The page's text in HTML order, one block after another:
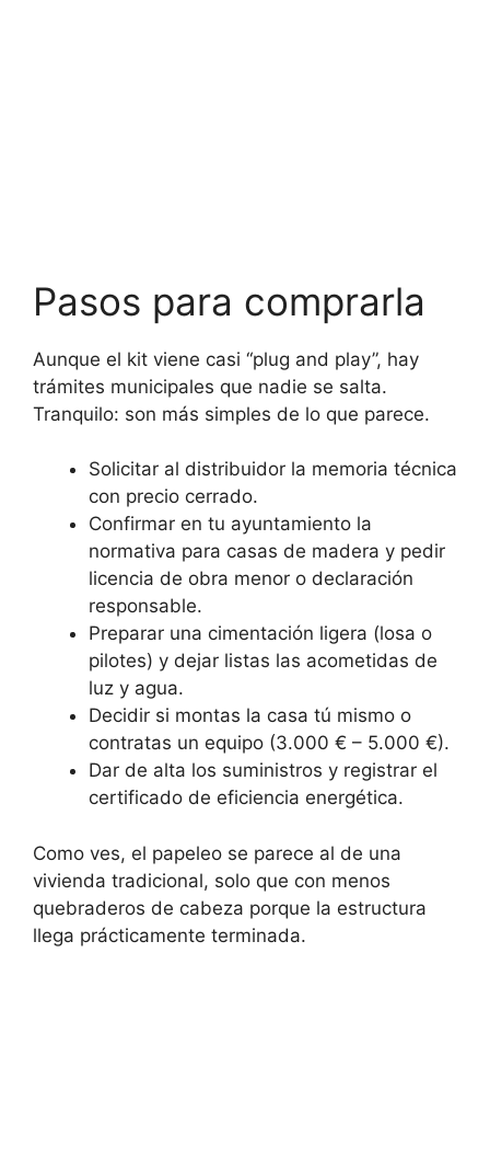
Pasos para comprarla
Aunque el kit viene casi “plug and play”, hay
trámites municipales que nadie se salta.
Tranquilo: son más simples de lo que parece.
Solicitar al distribuidor la memoria técnica
con precio cerrado.
Confirmar en tu ayuntamiento la
normativa para casas de madera y pedir
licencia de obra menor o declaración
responsable.
Preparar una cimentación ligera (losa o
pilotes) y dejar listas las acometidas de
luz y agua.
Decidir si montas la casa tú mismo o
contratas un equipo (3.000 € – 5.000 €).
Dar de alta los suministros y registrar el
certificado de eficiencia energética.
Como ves, el papeleo se parece al de una
vivienda tradicional, solo que con menos
quebraderos de cabeza porque la estructura
llega prácticamente terminada.